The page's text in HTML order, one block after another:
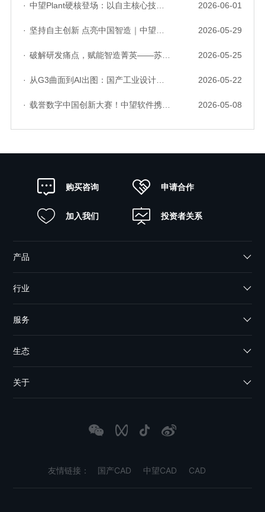
· 中望Plant硬核登场：以自主核心技术，破解流程工业数据一致性与协同困境 2026-06-01
· 坚持自主创新 点亮中国智造｜中望软件亮相第十届中国网络版权保护与发展大会 2026-05-29
· 破解研发痛点，赋能智造菁英——苏州研发菁英 CTO 成长营暨高级人才认证启动会圆满落幕 2026-05-25
· 从G3曲面到AI出图：国产工业设计软件的硬实力到底怎么样了？ 2026-05-22
· 载誉数字中国创新大赛！中望软件携手三家伙伴，斩获信创赛道多项大奖 2026-05-08
购买咨询 申请合作
加入我们 投资者关系
产品
行业
服务
生态
关于
友情链接： 国产CAD 中望CAD CAD